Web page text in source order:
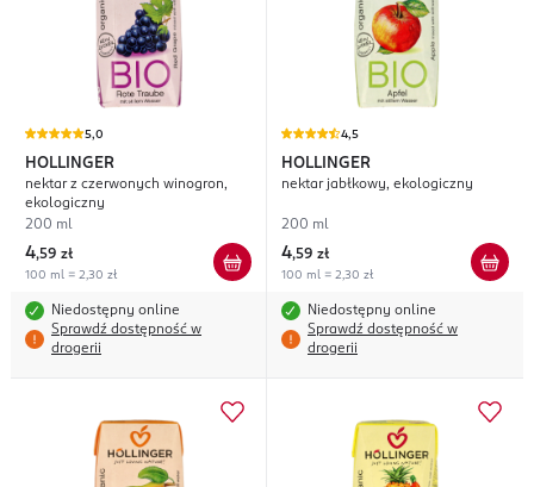
5,0
HOLLINGER
nektar z czerwonych winogron,
ekologiczny
200 ml
4,59 zł
100 ml = 2,30 zł
Niedostępny online
Sprawdź dostępność w
drogerii
4,5
HOLLINGER
nektar jabłkowy, ekologiczny
200 ml
4,59 zł
100 ml = 2,30 zł
Niedostępny online
Sprawdź dostępność w
drogerii